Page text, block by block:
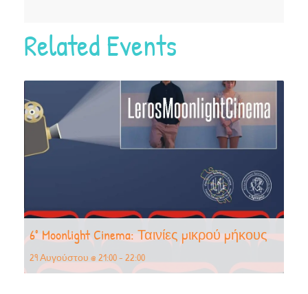
Related Events
6° Moonlight Cinema: Ταινίες μικρού μήκους
29 Αυγούστου @ 21:00- 22:00